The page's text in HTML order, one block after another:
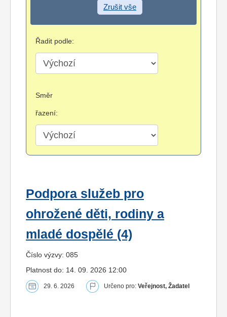
Zrušit vše
Řadit podle:
Směr
řazení:
Podpora služeb pro
ohrožené děti, rodiny a
mladé dospělé (4)
Číslo výzvy: 085
Platnost do: 14. 09. 2026 12:00
29. 6. 2026 Určeno pro: Veřejnost, Žadatel